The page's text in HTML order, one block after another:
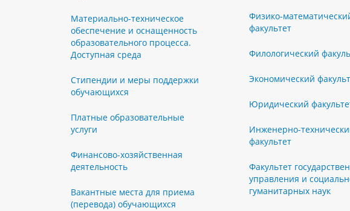
Материально-техническое
обеспечение и оснащенность
образовательного процесса.
Доступная среда
Стипендии и меры поддержки
обучающихся
Платные образовательные
услуги
Финансово-хозяйственная
деятельность
Вакантные места для приема
(перевода) обучающихся
Физико-
факультет
Филологический
Экономический
Юридический
Инженерно-
факультет
Факультет
управления и
гуманитарных наук